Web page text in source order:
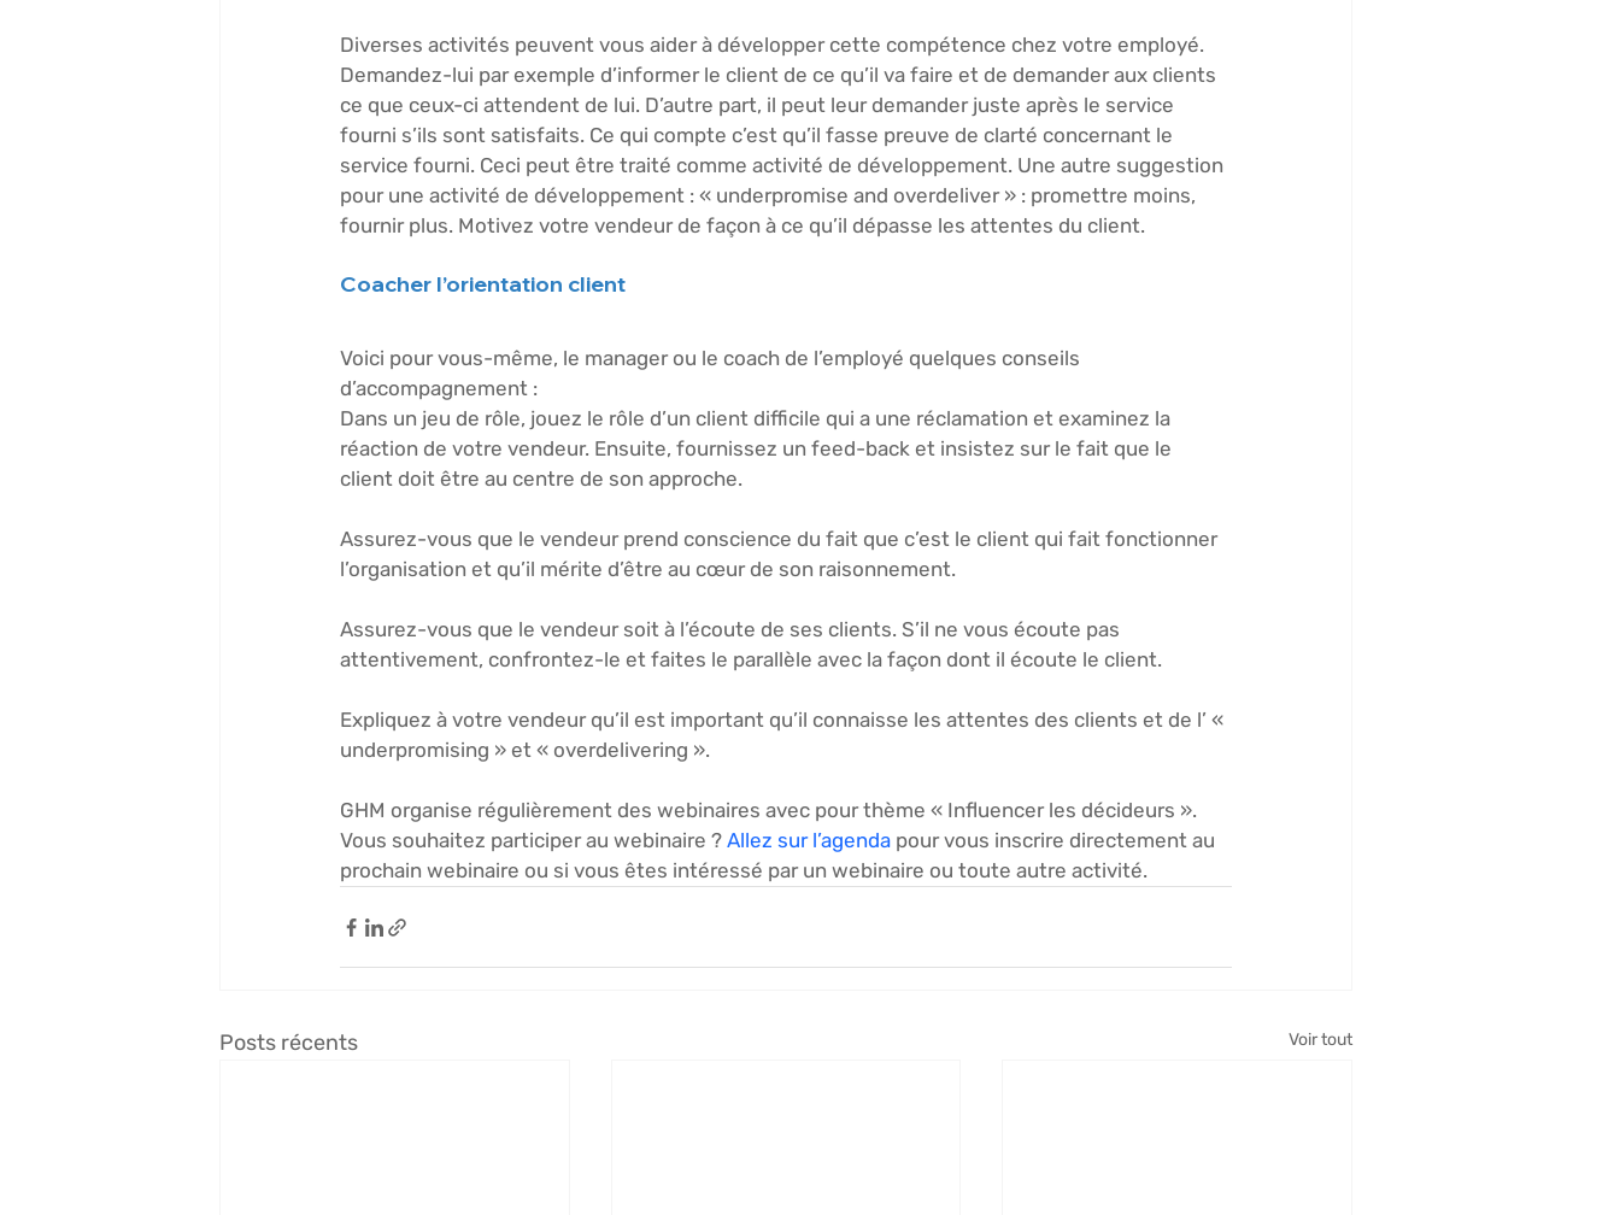
Diverses activités peuvent vous aider à développer cette compétence chez votre employé.
Demandez-lui par exemple d’informer le client de ce qu’il va faire et de demander aux clients
ce que ceux-ci attendent de lui. D’autre part, il peut leur demander juste après le service
fourni s’ils sont satisfaits. Ce qui compte c’est qu’il fasse preuve de clarté concernant le
service fourni. Ceci peut être traité comme activité de développement. Une autre suggestion
pour une activité de développement : « underpromise and overdeliver » : promettre moins,
fournir plus. Motivez votre vendeur de façon à ce qu’il dépasse les attentes du client.
Coacher l’orientation client
Voici pour vous-même, le manager ou le coach de l’employé quelques conseils
d’accompagnement :
Dans un jeu de rôle, jouez le rôle d’un client difficile qui a une réclamation et examinez la
réaction de votre vendeur. Ensuite, fournissez un feed-back et insistez sur le fait que le
client doit être au centre de son approche.
Assurez-vous que le vendeur prend conscience du fait que c’est le client qui fait fonctionner
l’organisation et qu’il mérite d’être au cœur de son raisonnement.
Assurez-vous que le vendeur soit à l’écoute de ses clients. S’il ne vous écoute pas
attentivement, confrontez-le et faites le parallèle avec la façon dont il écoute le client.
Expliquez à votre vendeur qu’il est important qu’il connaisse les attentes des clients et de l’ «
underpromising » et « overdelivering ».
GHM organise régulièrement des webinaires avec pour thème « Influencer les décideurs ».
Vous souhaitez participer au webinaire ? Allez sur l’agenda pour vous inscrire directement au
prochain webinaire ou si vous êtes intéressé par un webinaire ou toute autre activité.
Posts récents Voir tout